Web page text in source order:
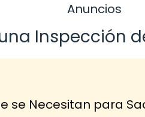
Anuncios
Inspección
se Necesitan para